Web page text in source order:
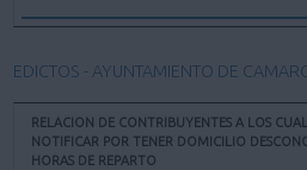
EDICTOS - AYUNTAMIENTO DE
RELACION DE CONTRIBUYENTES A LOS
NOTIFICAR POR TENER DOMICILIO
HORAS DE REPARTO